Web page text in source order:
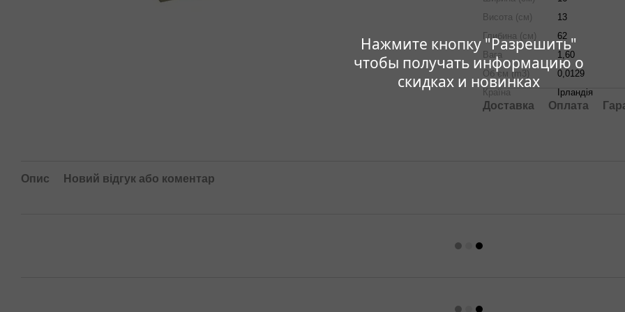
Нажмите кнопку "Разрешить"
чтобы получать информацию о
скидках и новинках
Висота (см)
13
Глибина (см)
62
Вага
1,60
Об`єм (m3)
0,0129
Країна
Ірландія
Доставка Оплата
Опис Новий відгук або коментар